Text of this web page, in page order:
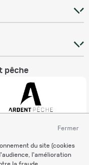
Fermer
du site (cookies
l'amélioration
pêche